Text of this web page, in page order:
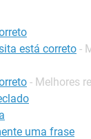
está correto -
- Melhores
uma frase